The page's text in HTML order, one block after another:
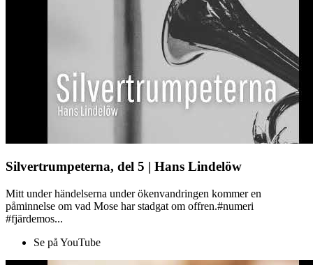
Silvertrumpeterna, del 5 | Hans Lindelöw
Mitt under händelserna under ökenvandringen kommer en
påminnelse om vad Mose har stadgat om offren.#numeri
#fjärdemos...
Se på YouTube